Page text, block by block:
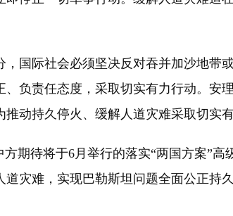
际社会必须坚决反对吞并加沙地带
负责任态度，采取切实有力行动。安
动持久停火、缓解人道灾难采取切实有
待将于6月举行的落实“两国方案”高
灾难，实现巴勒斯坦问题全面公正持